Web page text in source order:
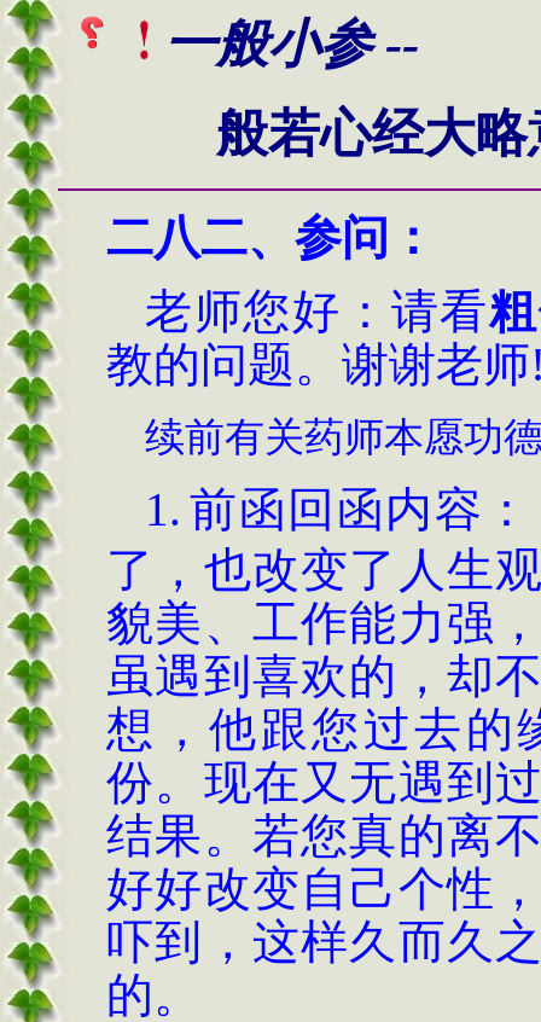
一般小参 --
般若心经大
二八二、 参问 ：
老师您好： 请看
教的问题。谢谢老
续前有关药师本愿功
1. 前函回函内容：
了，也改变了人生
貌美、工作能力强
虽遇到喜欢的，却
想，他跟您过去的
份。现在又无遇到
结果。若您真的离
好好改变自己个性
吓到，这样久而久
的。